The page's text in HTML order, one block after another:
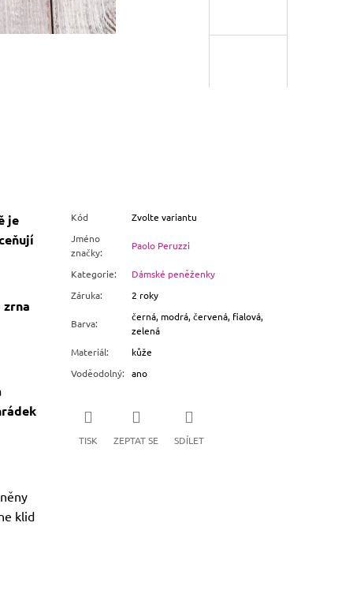
je
klid
Kód
Zvolte variantu
Jméno
značky:
Paolo Peruzzi
Kategorie:
Dámské peněženky
Záruka: 2 roky
Barva:
černá, modrá, červená, fialová,
zelená
Materiál:
kůže
Voděodolný: ano
TISK ZEPTAT SE SDÍLET